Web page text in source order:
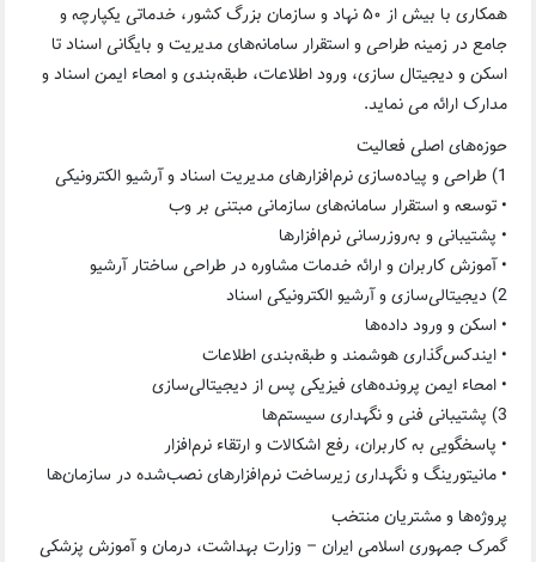
همکاری با بیش از ۵۰ نهاد و سازمان بزرگ کشور، خدماتی یکپارچه و
جامع در زمینه طراحی و استقرار سامانه‌های مدیریت و بایگانی اسناد تا
اسکن و دیجیتال سازی، ورود اطلاعات، طبقه‌بندی و امحاء ایمن اسناد و
مدارک ارائه می نماید.
حوزه‌های اصلی فعالیت
1) طراحی و پیاده‌سازی نرم‌افزارهای مدیریت اسناد و آرشیو الکترونیکی
• توسعه و استقرار سامانه‌های سازمانی مبتنی بر وب
• پشتیبانی و به‌روزرسانی نرم‌افزارها
• آموزش کاربران و ارائه خدمات مشاوره در طراحی ساختار آرشیو
2) دیجیتالی‌سازی و آرشیو الکترونیکی اسناد
• اسکن و ورود داده‌ها
• ایندکس‌گذاری هوشمند و طبقه‌بندی اطلاعات
• امحاء ایمن پرونده‌های فیزیکی پس از دیجیتالی‌سازی
3) پشتیبانی فنی و نگهداری سیستم‌ها
• پاسخگویی به کاربران، رفع اشکالات و ارتقاء نرم‌افزار
• مانیتورینگ و نگهداری زیرساخت نرم‌افزارهای نصب‌شده در سازمان‌ها
پروژه‌ها و مشتریان منتخب
گمرک جمهوری اسلامی ایران – وزارت بهداشت، درمان و آموزش پزشکی